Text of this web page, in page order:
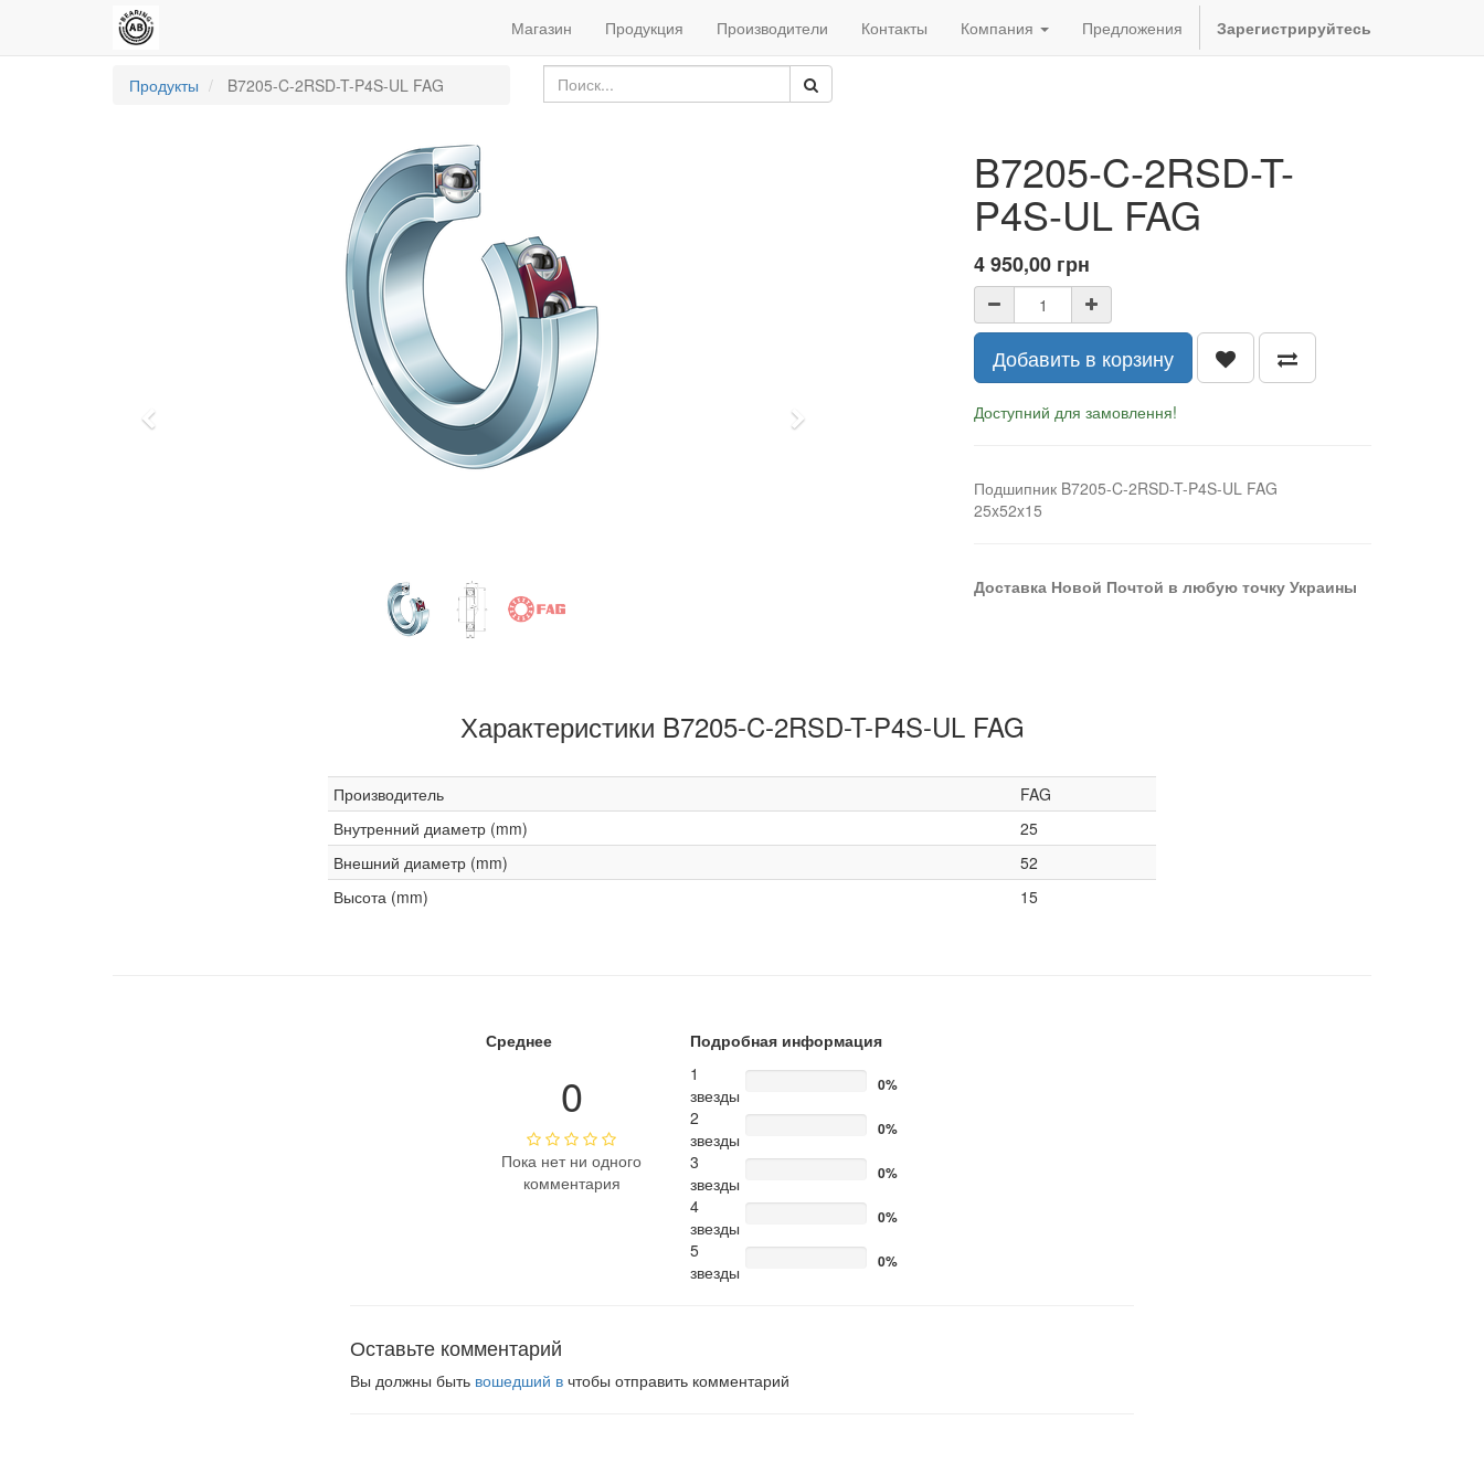
Магазин Продукция Производители Контакты Компания Предложения Зарегистрируйтесь
Продукты B7205-C-2RSD-T-P4S-UL FAG
Next
B7205-C-2RSD-T-
P4S-UL FAG
4 950,00 грн
Добавить в корзину
Доступний для замовлення!
Подшипник B7205-C-2RSD-T-P4S-UL FAG
25x52x15
Доставка Новой Почтой в любую точку Украины
Характеристики B7205-C-2RSD-T-P4S-UL FAG
Производитель
FAG
Внутренний диаметр (mm)
25
Внешний диаметр (mm)
52
Высота (mm)
15
Среднее
0
Пока нет ни одного
комментария
Подробная информация
1
звезды
0%
2
звезды
0%
3
звезды
0%
4
звезды
0%
5
звезды
0%
Оставьте комментарий
Вы должны быть вошедший в чтобы отправить комментарий